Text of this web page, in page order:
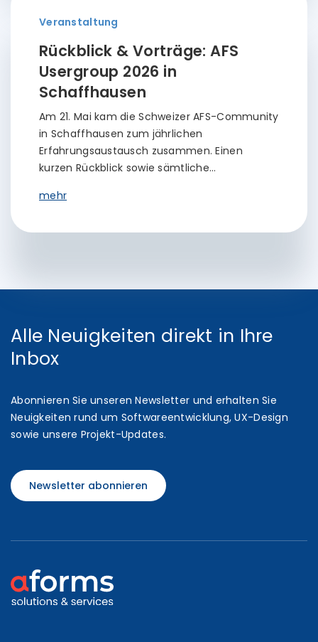
Veranstaltung
Rückblick & Vorträge: AFS
Usergroup 2026 in
Schaffhausen
Am 21. Mai kam die Schweizer AFS-Community
in Schaffhausen zum jährlichen
Erfahrungsaustausch zusammen. Einen
kurzen Rückblick sowie sämtliche…
mehr
Alle Neuigkeiten direkt in Ihre
Inbox
Abonnieren Sie unseren Newsletter und erhalten Sie
Neuigkeiten rund um Softwareentwicklung, UX-Design
sowie unsere Projekt-Updates.
Newsletter abonnieren